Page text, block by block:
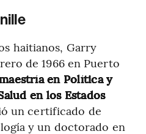
haitianos, Garry
de 1966 en Puerto
en Política y
en los Estados
un certificado de
y un doctorado en